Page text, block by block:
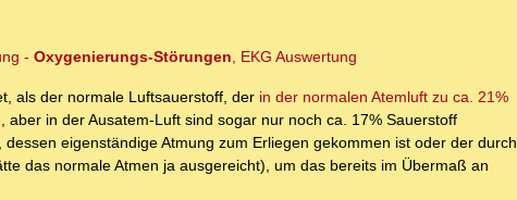
- Oxygenierungs-Störungen, EKG Auswertung
als der normale Luftsauerstoff, der in der normalen Atemluft zu ca. 21%
in der Ausatem-Luft sind sogar nur noch ca. 17% Sauerstoff
eigenständige Atmung zum Erliegen gekommen ist oder der durch
das normale Atmen ja ausgereicht), um das bereits im Übermaß an